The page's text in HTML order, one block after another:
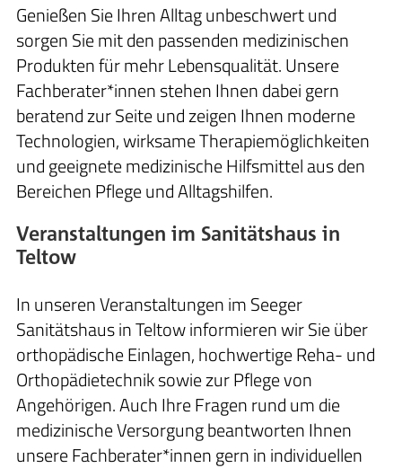
Genießen Sie Ihren Alltag unbeschwert und
sorgen Sie mit den passenden medizinischen
Produkten für mehr Lebensqualität. Unsere
Fachberater*innen stehen Ihnen dabei gern
beratend zur Seite und zeigen Ihnen moderne
Technologien, wirksame Therapiemöglichkeiten
und geeignete medizinische Hilfsmittel aus den
Bereichen Pflege und Alltagshilfen.
Veranstaltungen im Sanitätshaus in
Teltow
In unseren Veranstaltungen im Seeger
Sanitätshaus in Teltow informieren wir Sie über
orthopädische Einlagen, hochwertige Reha- und
Orthopädietechnik sowie zur Pflege von
Angehörigen. Auch Ihre Fragen rund um die
medizinische Versorgung beantworten Ihnen
unsere Fachberater*innen gern in individuellen